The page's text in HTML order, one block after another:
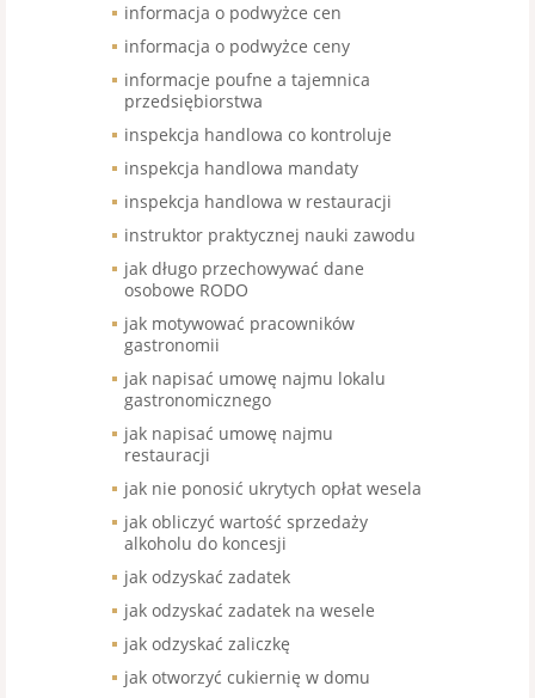
informacja o podwyżce cen
informacja o podwyżce ceny
informacje poufne a tajemnica
przedsiębiorstwa
inspekcja handlowa co kontroluje
inspekcja handlowa mandaty
inspekcja handlowa w restauracji
instruktor praktycznej nauki zawodu
jak długo przechowywać dane
osobowe RODO
jak motywować pracowników
gastronomii
jak napisać umowę najmu lokalu
gastronomicznego
jak napisać umowę najmu
restauracji
jak nie ponosić ukrytych opłat wesela
jak obliczyć wartość sprzedaży
alkoholu do koncesji
jak odzyskać zadatek
jak odzyskać zadatek na wesele
jak odzyskać zaliczkę
jak otworzyć cukiernię w domu